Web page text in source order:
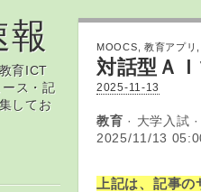
報
育ICT
ス・記
してお
MOOCS 教育アプリ
対話型Ａ
2025-11-13
教育 · 大学入試
2025/11/13
上記は、記事